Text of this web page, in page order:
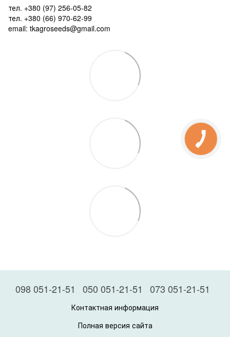
тел. +380 (97) 256-05-82
тел. +380 (66) 970-62-99
email: tkagroseeds@gmail.com
098 051-21-51 050 051-21-51 073 051-21-51
Контактная информация
Полная версия сайта